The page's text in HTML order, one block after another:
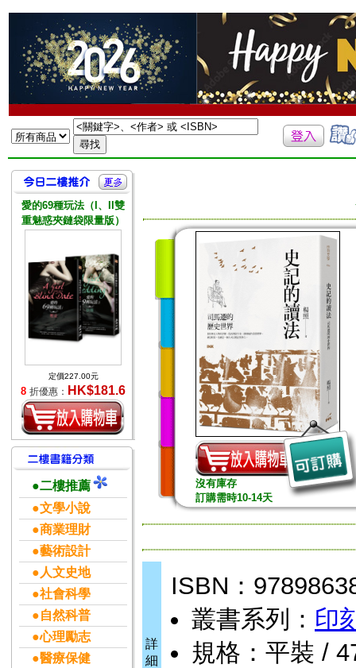
愛的69種玩法（I、II雙
重魅惑夾鏈袋限量版）
定價227.00元
8 折優惠： HK$181.6
●二樓推薦
●文學小說
●商業理財
●藝術設計
●人文史地
●社會科學
●自然科普
●心理勵志
●醫療保健
沒有庫存
訂購需時10-14天
詳
細
ISBN：
叢書系列： 印
規格：平裝 /